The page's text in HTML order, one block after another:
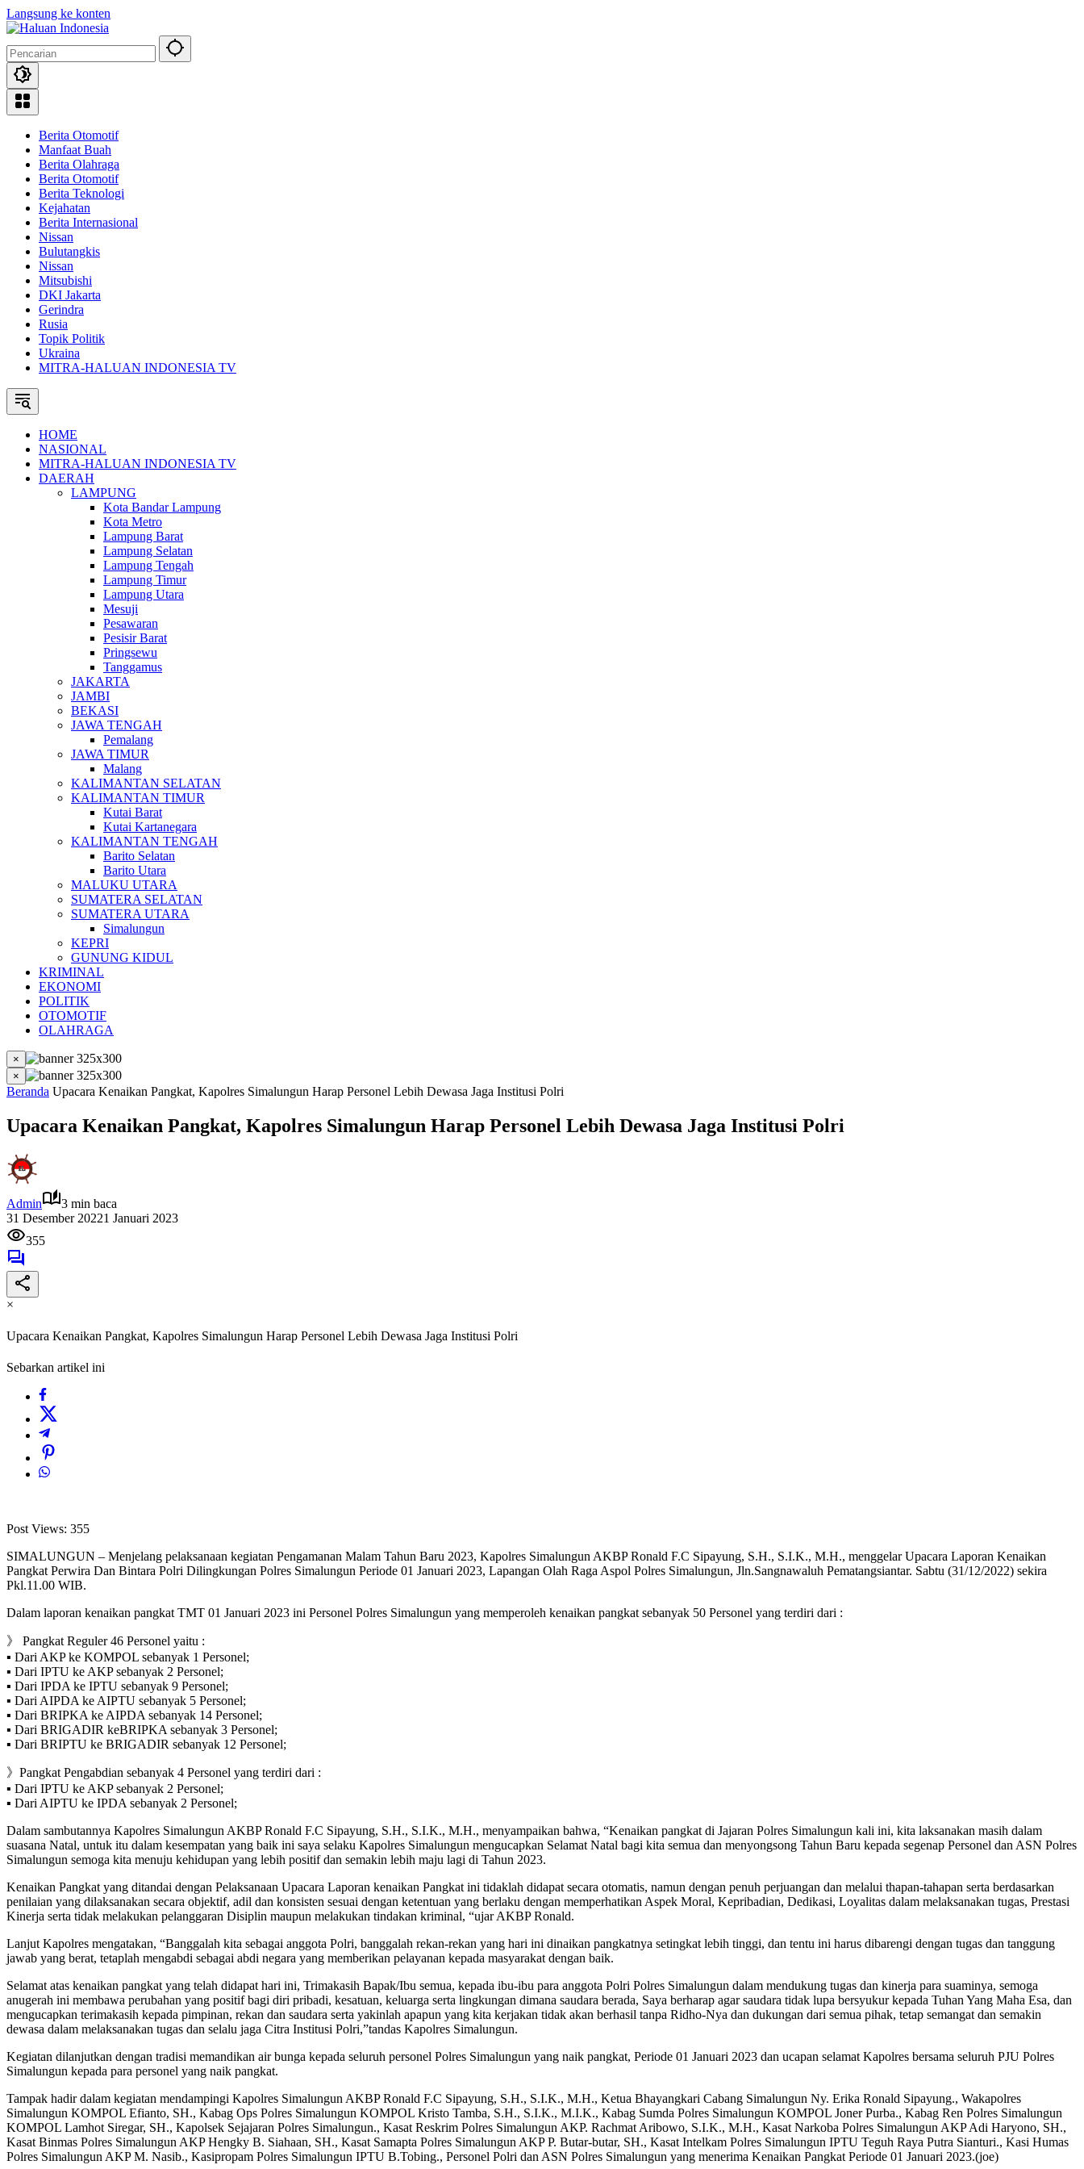
Langsung ke konten
Berita Otomotif
Manfaat Buah
Berita Olahraga
Berita Otomotif
Berita Teknologi
Kejahatan
Berita Internasional
Nissan
Bulutangkis
Nissan
Mitsubishi
DKI Jakarta
Gerindra
Rusia
Topik Politik
Ukraina
MITRA-HALUAN INDONESIA TV
HOME
NASIONAL
MITRA-HALUAN INDONESIA TV
DAERAH
LAMPUNG
Kota Bandar Lampung
Kota Metro
Lampung Barat
Lampung Selatan
Lampung Tengah
Lampung Timur
Lampung Utara
Mesuji
Pesawaran
Pesisir Barat
Pringsewu
Tanggamus
JAKARTA
JAMBI
BEKASI
JAWA TENGAH
Pemalang
JAWA TIMUR
Malang
KALIMANTAN SELATAN
KALIMANTAN TIMUR
Kutai Barat
Kutai Kartanegara
KALIMANTAN TENGAH
Barito Selatan
Barito Utara
MALUKU UTARA
SUMATERA SELATAN
SUMATERA UTARA
Simalungun
KEPRI
GUNUNG KIDUL
KRIMINAL
EKONOMI
POLITIK
OTOMOTIF
OLAHRAGA
×
×
Beranda Upacara Kenaikan Pangkat, Kapolres Simalungun Harap Personel Lebih Dewasa Jaga Institusi Polri
Upacara Kenaikan Pangkat, Kapolres Simalungun Harap Personel Lebih Dewasa Jaga Institusi Polri
Admin
3 min baca
31 Desember 20221 Januari 2023
355
×
Upacara Kenaikan Pangkat, Kapolres Simalungun Harap Personel Lebih Dewasa Jaga Institusi Polri
Sebarkan artikel ini
Post Views: 355
SIMALUNGUN – Menjelang pelaksanaan kegiatan Pengamanan Malam Tahun Baru 2023, Kapolres Simalungun AKBP Ronald F.C Sipayung, S.H., S.I.K., M.H., menggelar Upacara Laporan Kenaikan
Pangkat Perwira Dan Bintara Polri Dilingkungan Polres Simalungun Periode 01 Januari 2023, Lapangan Olah Raga Aspol Polres Simalungun, Jln.Sangnawaluh Pematangsiantar. Sabtu (31/12/2022) sekira
Pkl.11.00 WIB.
Dalam laporan kenaikan pangkat TMT 01 Januari 2023 ini Personel Polres Simalungun yang memperoleh kenaikan pangkat sebanyak 50 Personel yang terdiri dari :
》 Pangkat Reguler 46 Personel yaitu :
▪︎ Dari AKP ke KOMPOL sebanyak 1 Personel;
▪︎ Dari IPTU ke AKP sebanyak 2 Personel;
▪︎ Dari IPDA ke IPTU sebanyak 9 Personel;
▪︎ Dari AIPDA ke AIPTU sebanyak 5 Personel;
▪︎ Dari BRIPKA ke AIPDA sebanyak 14 Personel;
▪︎ Dari BRIGADIR keBRIPKA sebanyak 3 Personel;
▪︎ Dari BRIPTU ke BRIGADIR sebanyak 12 Personel;
》Pangkat Pengabdian sebanyak 4 Personel yang terdiri dari :
▪︎ Dari IPTU ke AKP sebanyak 2 Personel;
▪︎ Dari AIPTU ke IPDA sebanyak 2 Personel;
Dalam sambutannya Kapolres Simalungun AKBP Ronald F.C Sipayung, S.H., S.I.K., M.H., menyampaikan bahwa, “Kenaikan pangkat di Jajaran Polres Simalungun kali ini, kita laksanakan masih dalam
suasana Natal, untuk itu dalam kesempatan yang baik ini saya selaku Kapolres Simalungun mengucapkan Selamat Natal bagi kita semua dan menyongsong Tahun Baru kepada segenap Personel dan ASN Polres
Simalungun semoga kita menuju kehidupan yang lebih positif dan semakin lebih maju lagi di Tahun 2023.
Kenaikan Pangkat yang ditandai dengan Pelaksanaan Upacara Laporan kenaikan Pangkat ini tidaklah didapat secara otomatis, namun dengan penuh perjuangan dan melalui thapan-tahapan serta berdasarkan
penilaian yang dilaksanakan secara objektif, adil dan konsisten sesuai dengan ketentuan yang berlaku dengan memperhatikan Aspek Moral, Kepribadian, Dedikasi, Loyalitas dalam melaksanakan tugas, Prestasi
Kinerja serta tidak melakukan pelanggaran Disiplin maupun melakukan tindakan kriminal, “ujar AKBP Ronald.
Lanjut Kapolres mengatakan, “Banggalah kita sebagai anggota Polri, banggalah rekan-rekan yang hari ini dinaikan pangkatnya setingkat lebih tinggi, dan tentu ini harus dibarengi dengan tugas dan tanggung
jawab yang berat, tetaplah mengabdi sebagai abdi negara yang memberikan pelayanan kepada masyarakat dengan baik.
Selamat atas kenaikan pangkat yang telah didapat hari ini, Trimakasih Bapak/Ibu semua, kepada ibu-ibu para anggota Polri Polres Simalungun dalam mendukung tugas dan kinerja para suaminya, semoga
anugerah ini membawa perubahan yang positif bagi diri pribadi, kesatuan, keluarga serta lingkungan dimana saudara berada, Saya berharap agar saudara tidak lupa bersyukur kepada Tuhan Yang Maha Esa, dan
mengucapkan terimakasih kepada pimpinan, rekan dan saudara serta yakinlah apapun yang kita kerjakan tidak akan berhasil tanpa Ridho-Nya dan dukungan dari semua pihak, tetap semangat dan semakin
dewasa dalam melaksanakan tugas dan selalu jaga Citra Institusi Polri,”tandas Kapolres Simalungun.
Kegiatan dilanjutkan dengan tradisi memandikan air bunga kepada seluruh personel Polres Simalungun yang naik pangkat, Periode 01 Januari 2023 dan ucapan selamat Kapolres bersama seluruh PJU Polres
Simalungun kepada para personel yang naik pangkat.
Tampak hadir dalam kegiatan mendampingi Kapolres Simalungun AKBP Ronald F.C Sipayung, S.H., S.I.K., M.H., Ketua Bhayangkari Cabang Simalungun Ny. Erika Ronald Sipayung., Wakapolres
Simalungun KOMPOL Efianto, SH., Kabag Ops Polres Simalungun KOMPOL Kristo Tamba, S.H., S.I.K., M.I.K., Kabag Sumda Polres Simalungun KOMPOL Joner Purba., Kabag Ren Polres Simalungun
KOMPOL Lamhot Siregar, SH., Kapolsek Sejajaran Polres Simalungun., Kasat Reskrim Polres Simalungun AKP. Rachmat Aribowo, S.I.K., M.H., Kasat Narkoba Polres Simalungun AKP Adi Haryono, SH.,
Kasat Binmas Polres Simalungun AKP Hengky B. Siahaan, SH., Kasat Samapta Polres Simalungun AKP P. Butar-butar, SH., Kasat Intelkam Polres Simalungun IPTU Teguh Raya Putra Sianturi., Kasi Humas
Polres Simalungun AKP M. Nasib., Kasipropam Polres Simalungun IPTU B.Tobing., Personel Polri dan ASN Polres Simalungun yang menerima Kenaikan Pangkat Periode 01 Januari 2023.(joe)